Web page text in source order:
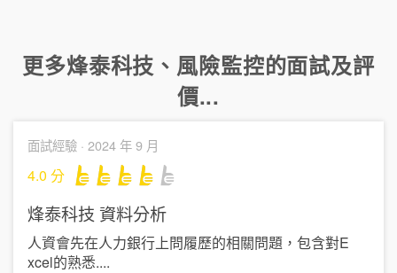
更多烽泰科技 、 風險監控的面試及評
價...
面試經驗 · 2024 年 9 月
4.0 分
烽泰科技 資料分析
人資會先在人力銀行上問履歷的相關問題，包含對E
xcel的熟悉....